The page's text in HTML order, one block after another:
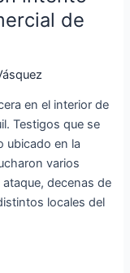
de
en el interior de
Testigos que se
ubicado en la
varios
decenas de
locales del